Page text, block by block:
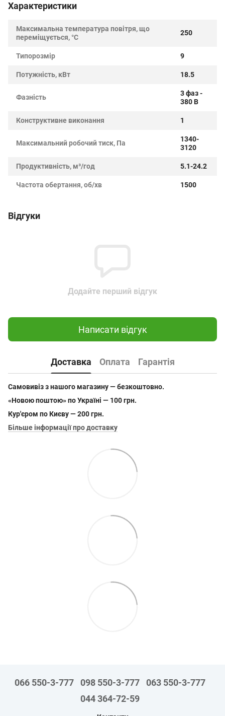
Характеристики
Максимальна температура повітря, що
переміщується, °C
250
Типорозмір 9
Потужність, кВт 18.5
Фазність
3 фаз -
380 В
Конструктивне виконання 1
Максимальний робочий тиск, Па
1340-
3120
Продуктивність, м³/год 5.1-24.2
Частота обертання, об/хв 1500
Відгуки
Додайте перший відгук
Написати відгук
Доставка Оплата Гарантія
Самовивіз з нашого магазину — безкоштовно.
«Новою поштою» по Україні — 100 грн.
Кур'єром по Києву — 200 грн.
Більше інформації про доставку
066 550-3-777 098 550-3-777
063 550-3-777
044 364-72-59